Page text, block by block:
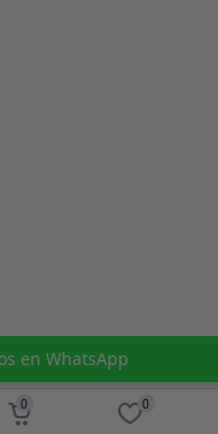
0 0
en WhatsApp